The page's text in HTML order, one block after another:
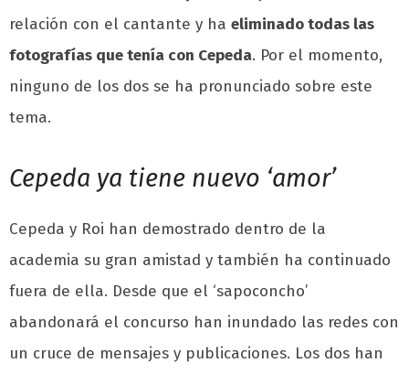
relación con el cantante y ha eliminado todas las
fotografías que tenía con Cepeda. Por el momento,
ninguno de los dos se ha pronunciado sobre este
tema.
Cepeda ya tiene nuevo ‘amor’
Cepeda y Roi han demostrado dentro de la
academia su gran amistad y también ha continuado
fuera de ella. Desde que el ‘sapoconcho’
abandonará el concurso han inundado las redes con
un cruce de mensajes y publicaciones. Los dos han